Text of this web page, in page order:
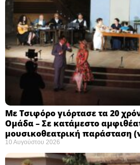
Με Τσιφόρο γιόρτασε τα 20
Ομάδα – Σε κατάμεστο
μουσικοθεατρική παράσταση
10 Αυγούστου 2026